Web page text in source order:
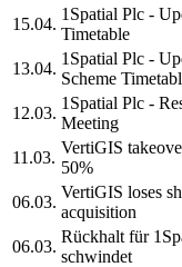
15.04.
1Spatial Plc -
Timetable
13.04.
1Spatial Plc -
Scheme
12.03.
1Spatial Plc -
Meeting
11.03.
VertiGIS
50%
06.03.
VertiGIS loses
acquisition
06.03.
Rückhalt für
schwindet